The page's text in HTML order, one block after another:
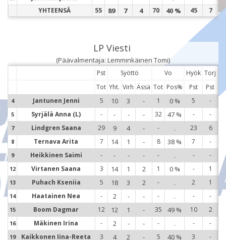
YHTEENSÄ
55 89 7 4 70 40 % 45 7
LP Viesti
(Päävalmentaja: Lemminkäinen Tomi)
Pst Syöttö Vo Hyök Torj
Tot Yht. Virh Ässä Tot Pos% Pst Pst
4 Jantunen Jenni 5 10 3 - 1 0 % 5 -
5 Syrjälä Anna (L) - - - - 32 47 % - -
7 Lindgren Saana 29 9 4 - - . 23 6
8 Ternava Arita 7 14 1 - 8 38 % 7 -
9 Heikkinen Saimi - - - - - . - -
12 Virtanen Saana 3 14 1 2 1 0 % - 1
13 Puhach Kseniia 5 18 3 2 - . 2 1
14 Haatainen Nea - 2 - - - . - -
15 Boom Dagmar 12 12 1 - 35 49 % 10 2
16 Mäkinen Irina - 2 - - - . - -
19 Kaikkonen Iina-Reeta 3 4 2 - 5 40 % 3 -
12
13
14